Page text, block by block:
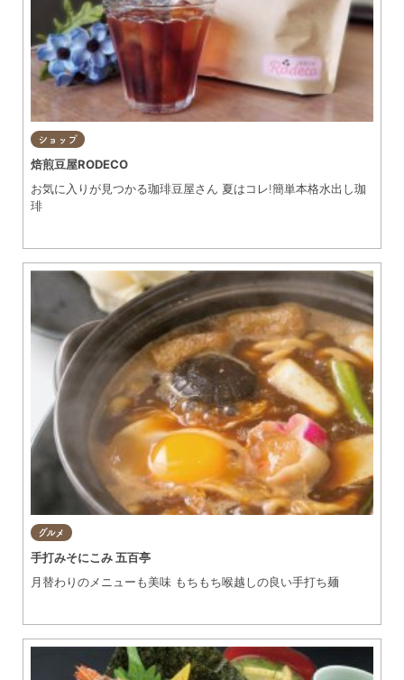
ショップ
焙煎豆屋RODECO
お気に入りが見つかる珈琲豆屋さん 夏はコレ!簡単本格水出し珈
琲
グルメ
手打みそにこみ 五百亭
月替わりのメニューも美味 もちもち喉越しの良い手打ち麺